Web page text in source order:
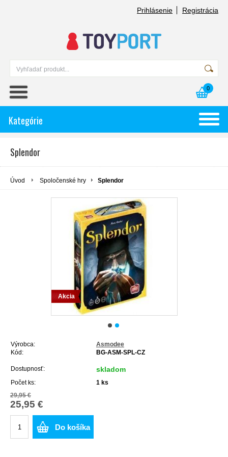
Prihlásenie Registrácia
0
Kategórie
Splendor
Úvod Spoločenské hry Splendor
Akcia
Výrobca:
Asmodee
Kód:
BG-ASM-SPL-CZ
Dostupnosť: skladom
Počet ks: 1 ks
29,95 €
25,95 €
Do košíka